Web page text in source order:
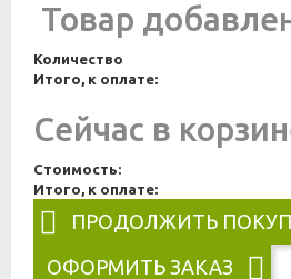
Товар
Количество
Итого, к оплате:
Сейчас в
Стоимость:
Итого, к оплате:
ПРОДОЛЖИТЬ
ОФОРМИТЬ ЗАКАЗ